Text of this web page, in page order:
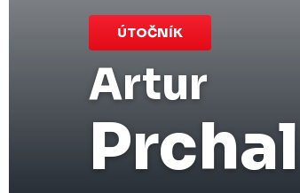
ÚTOČNÍK
Artur
Prchal